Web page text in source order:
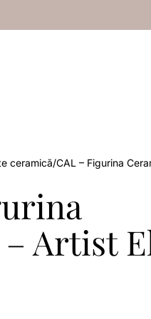
ceramică CAL – Figurina
Artist